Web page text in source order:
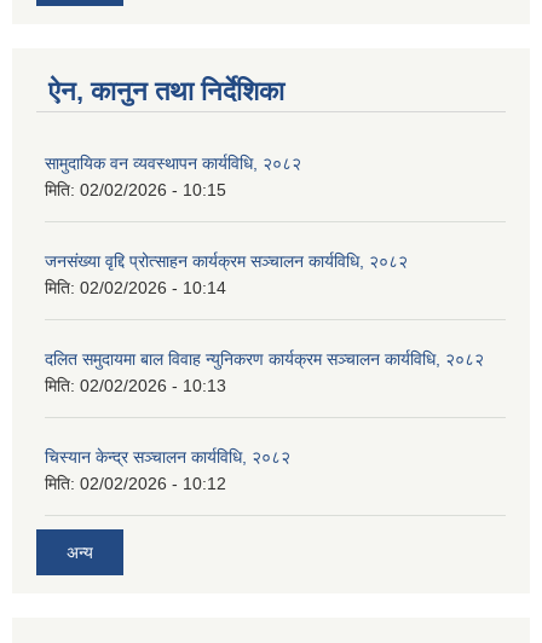
ऐन, कानुन तथा निर्देशिका
सामुदायिक वन व्यवस्थापन कार्यविधि, २०८२
मिति: 02/02/2026 - 10:15
जनसंख्या वृद्दि प्रोत्साहन कार्यक्रम सञ्‍चालन कार्यविधि, २०८२
मिति: 02/02/2026 - 10:14
दलित समुदायमा बाल विवाह न्युनिकरण कार्यक्रम सञ्‍चालन कार्यविधि, २०८२
मिति: 02/02/2026 - 10:13
चिस्यान केन्द्र सञ्‍चालन कार्यविधि, २०८२
मिति: 02/02/2026 - 10:12
अन्य